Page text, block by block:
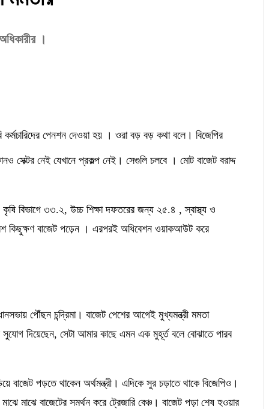
।
কর্মচারিদের পেনশন দেওয়া হয় । ওরা বড় বড় কথা বলে। বিজেপির
নেই যেখানে প্রকল্প নেই। সেগুলি চলবে । মোট বাজেট বরাদ্দ
বিভাগে ৩৩.২, উচ্চ শিক্ষা দফতরের জন্য ২৫.৪ , স্বাস্থ্য ও
বেশ কিছুক্ষণ বাজেট পড়েন । এরপরই অধিবেশন ওয়াকআউট করে
পৌঁছন চন্দ্রিমা। বাজেট পেশের আগেই মুখ্যমন্ত্রী মমতা
সুযোগ দিয়েছেন, সেটা আমার কাছে এমন এক মুহূর্ত বলে বোঝাতে পারব
বাজেট পড়তে থাকেন অর্থমন্ত্রী। এদিকে সুর চড়াতে থাকে বিজেপিও।
মাঝে বাজেটের সমর্থন করে ট্রেজারি বেঞ্চ। বাজেট পড়া শেষ হওয়ার